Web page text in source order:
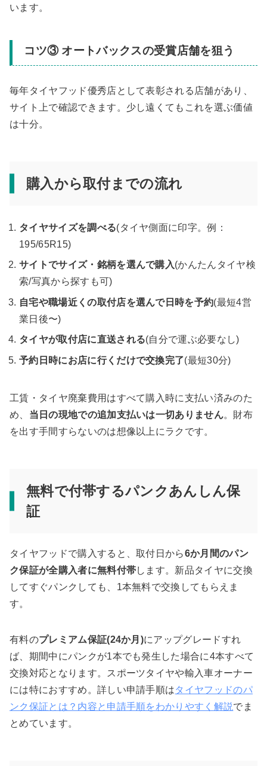
います。
コツ③ オートバックスの受賞店舗を狙う
毎年タイヤフッド優秀店として表彰される店舗があり、
サイト上で確認できます。少し遠くてもこれを選ぶ価値
は十分。
購入から取付までの流れ
タイヤサイズを調べる(タイヤ側面に印字。例：
195/65R15)
サイトでサイズ・銘柄を選んで購入(かんたんタイヤ検
索/写真から探すも可)
自宅や職場近くの取付店を選んで日時を予約(最短4営
業日後〜)
タイヤが取付店に直送される(自分で運ぶ必要なし)
予約日時にお店に行くだけで交換完了(最短30分)
工賃・タイヤ廃棄費用はすべて購入時に支払い済みのた
め、 当日の現地での追加支払いは一切ありません。財布
を出す手間すらないのは想像以上にラクです。
無料で付帯するパンクあんしん保
証
タイヤフッドで購入すると、取付日から6か月間のパン
ク保証が全購入者に無料付帯します。新品タイヤに交換
してすぐパンクしても、1本無料で交換してもらえま
す。
有料のプレミアム保証(24か月)にアップグレードすれ
ば、期間中にパンクが1本でも発生した場合に4本すべて
交換対応となります。スポーツタイヤや輸入車オーナー
には特におすすめ。詳しい申請手順はタイヤフッドのパ
ンク保証とは？内容と申請手順をわかりやすく解説でま
とめています。